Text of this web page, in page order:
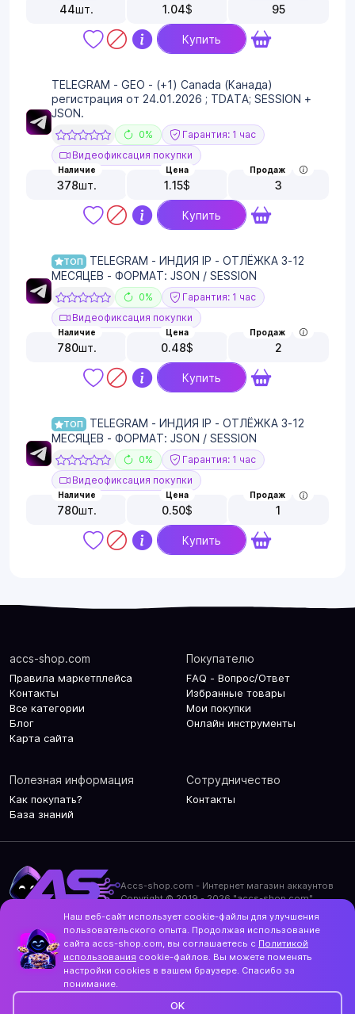
44шт. 1.04$ 95
Купить
TELEGRAM - GEO - (+1) Canada (Канада)
регистрация от 24.01.2026 ; TDATA; SESSION +
JSON.
0%
Гарантия: 1 час
Видеофиксация покупки
Наличие
378шт.
Цена
1.15$
Продаж
3
Купить
ТОП
TELEGRAM - ИНДИЯ IP - ОТЛЁЖКА 3-12
МЕСЯЦЕВ - ФОРМАТ: JSON / SESSION
0%
Гарантия: 1 час
Видеофиксация покупки
Наличие
780шт.
Цена
0.48$
Продаж
2
Купить
ТОП
TELEGRAM - ИНДИЯ IP - ОТЛЁЖКА 3-12
МЕСЯЦЕВ - ФОРМАТ: JSON / SESSION
0%
Гарантия: 1 час
Видеофиксация покупки
Наличие
780шт.
Цена
0.50$
Продаж
1
Купить
accs-shop.com
Правила маркетплейса
Контакты
Все категории
Блог
Карта сайта
Покупателю
FAQ - Вопрос/Ответ
Избранные товары
Мои покупки
Онлайн инструменты
Полезная информация
Как покупать?
База знаний
Сотрудничество
Контакты
Accs-shop.com - Интернет магазин аккаунтов
Copyright © 2019 - 2026 "accs-shop.com"
Политика использования cookie-файлов
Контакты и актуальный адрес сайта
Structo
Дизайн и разработка
Наш веб-сайт использует cookie-файлы для улучшения
пользовательского опыта. Продолжая использование
сайта accs-shop.com, вы соглашаетесь с Политикой
использования cookie-файлов. Вы можете поменять
настройки cookies в вашем браузере. Спасибо за
понимание.
OK